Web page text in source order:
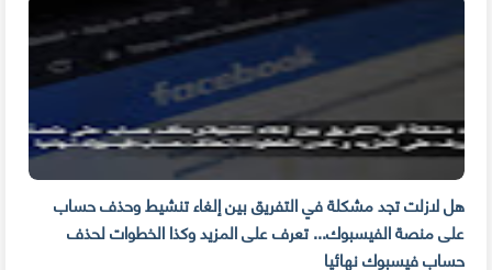
هل لازلت تجد مشكلة في التفريق بين إلغاء تنشيط وحذف حساب
على منصة الفيسبوك... تعرف على المزيد وكذا الخطوات لحذف
حساب فيسبوك نهائيا